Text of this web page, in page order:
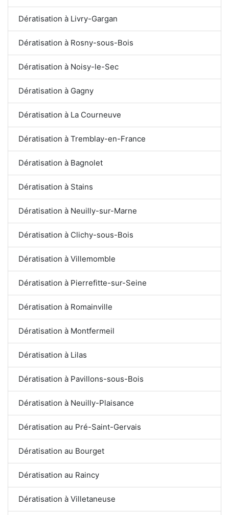
Dératisation à Livry-Gargan
Dératisation à Rosny-sous-Bois
Dératisation à Noisy-le-Sec
Dératisation à Gagny
Dératisation à La Courneuve
Dératisation à Tremblay-en-France
Dératisation à Bagnolet
Dératisation à Stains
Dératisation à Neuilly-sur-Marne
Dératisation à Clichy-sous-Bois
Dératisation à Villemomble
Dératisation à Pierrefitte-sur-Seine
Dératisation à Romainville
Dératisation à Montfermeil
Dératisation à Lilas
Dératisation à Pavillons-sous-Bois
Dératisation à Neuilly-Plaisance
Dératisation au Pré-Saint-Gervais
Dératisation au Bourget
Dératisation au Raincy
Dératisation à Villetaneuse